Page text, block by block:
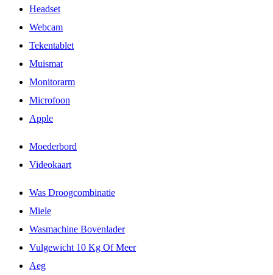
Headset
Webcam
Tekentablet
Muismat
Monitorarm
Microfoon
Apple
Moederbord
Videokaart
Was Droogcombinatie
Miele
Wasmachine Bovenlader
Vulgewicht 10 Kg Of Meer
Aeg